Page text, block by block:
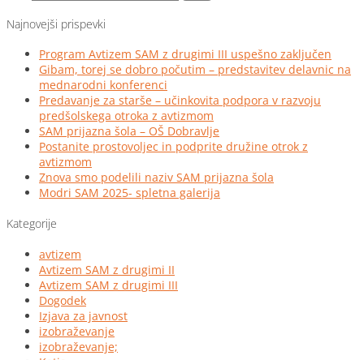
Najnovejši prispevki
Program Avtizem SAM z drugimi III uspešno zaključen
Gibam, torej se dobro počutim – predstavitev delavnic na
mednarodni konferenci
Predavanje za starše – učinkovita podpora v razvoju
predšolskega otroka z avtizmom
SAM prijazna šola – OŠ Dobravlje
Postanite prostovoljec in podprite družine otrok z
avtizmom
Znova smo podelili naziv SAM prijazna šola
Modri SAM 2025- spletna galerija
Kategorije
avtizem
Avtizem SAM z drugimi II
Avtizem SAM z drugimi III
Dogodek
Izjava za javnost
izobraževanje
izobraževanje;